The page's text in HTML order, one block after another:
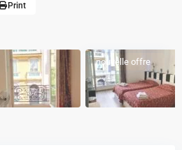
Print
nouvelle offre